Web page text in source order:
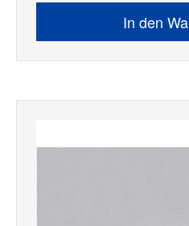
In den